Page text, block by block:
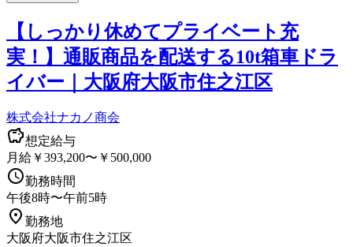
【しっかり休めてプライベート充
実！】通販商品を配送する10t箱車ドラ
イバー｜大阪府大阪市住之江区
株式会社ナカノ商会
想定給与
月給￥393,200〜￥500,000
勤務時間
午後8時〜午前5時
勤務地
大阪府大阪市住之江区